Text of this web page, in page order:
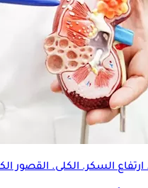
السكر. الكلى.